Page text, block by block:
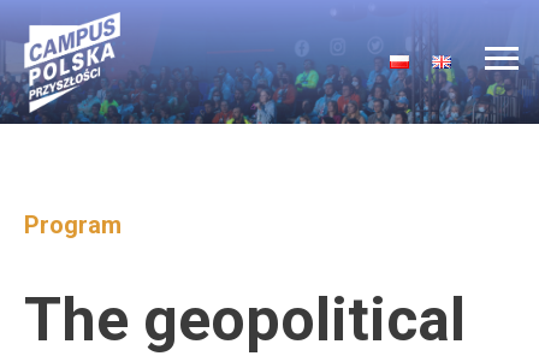
Main Navigation
Program
The geopolitical